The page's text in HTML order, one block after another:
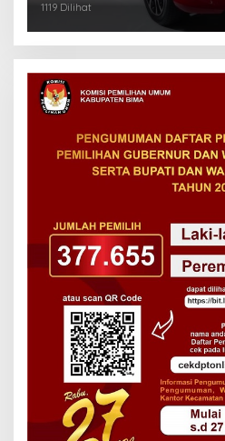
1119 Dilihat